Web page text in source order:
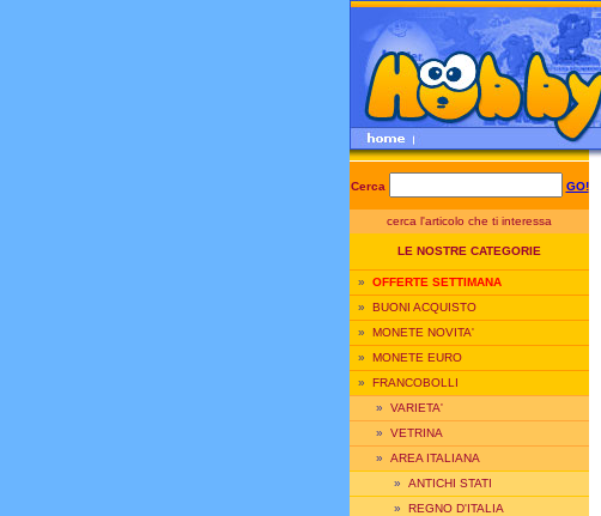
Cerca GO!
cerca l'articolo che ti interessa
LE NOSTRE CATEGORIE
» OFFERTE SETTIMANA
» BUONI ACQUISTO
» MONETE NOVITA'
» MONETE EURO
» FRANCOBOLLI
» VARIETA'
» VETRINA
» AREA ITALIANA
» ANTICHI STATI
» REGNO D'ITALIA